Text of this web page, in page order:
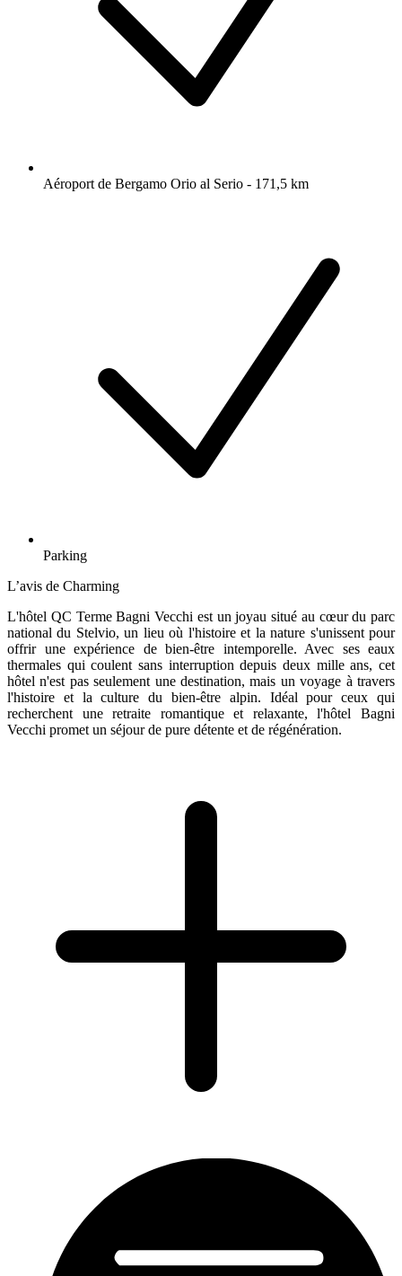
Aéroport de Bergamo Orio al Serio - 171,5 km
Parking
L’avis de Charming
L'hôtel QC Terme Bagni Vecchi est un joyau situé au cœur du parc
national du Stelvio, un lieu où l'histoire et la nature s'unissent pour
offrir une expérience de bien-être intemporelle. Avec ses eaux
thermales qui coulent sans interruption depuis deux mille ans, cet
hôtel n'est pas seulement une destination, mais un voyage à travers
l'histoire et la culture du bien-être alpin. Idéal pour ceux qui
recherchent une retraite romantique et relaxante, l'hôtel Bagni
Vecchi promet un séjour de pure détente et de régénération.